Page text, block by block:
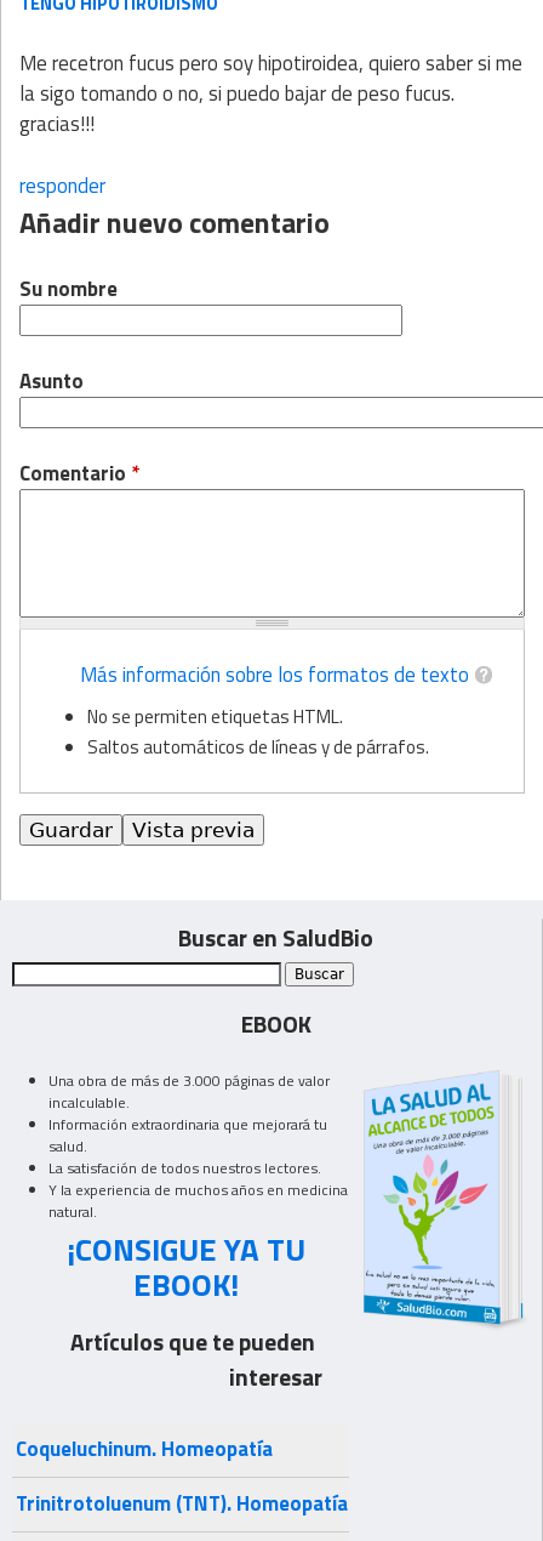
Me recetron fucus pero soy hipotiroidea, quiero saber si me
la sigo tomando o no, si puedo bajar de peso fucus.
gracias!!!
responder
Añadir nuevo comentario
Su nombre
Asunto
Comentario *
Más información sobre los formatos de texto
No se permiten etiquetas HTML.
Saltos automáticos de líneas y de párrafos.
Buscar en SaludBio
EBOOK
Una obra de más de 3.000 páginas de valor
incalculable.
Información extraordinaria que mejorará tu
salud.
La satisfación de todos nuestros lectores.
Y la experiencia de muchos años en medicina
natural.
¡CONSIGUE YA TU
EBOOK!
Artículos que te pueden
interesar
Coqueluchinum. Homeopatía
Trinitrotoluenum (TNT). Homeopatía